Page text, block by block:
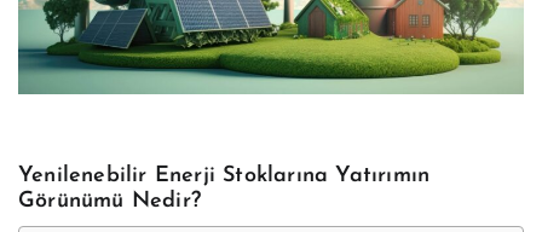
Yenilenebilir Enerji Stoklarına Yatırımın
Görünümü Nedir?